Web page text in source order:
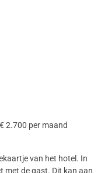
2.700 per maand
van het hotel. In
met de gast. Dit kan aan